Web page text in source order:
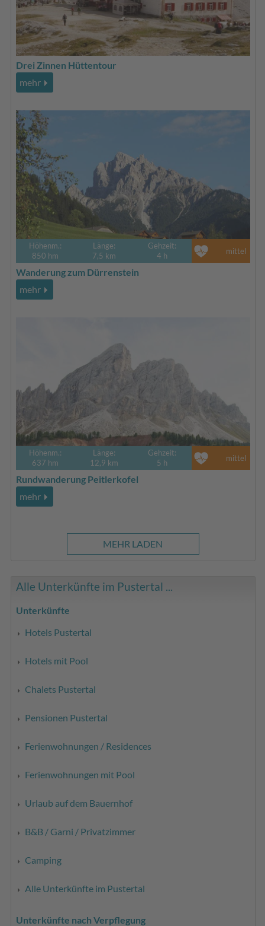
Drei Zinnen Hüttentour
mehr
Höhenm.:
850 hm
Länge:
7,5 km
Gehzeit:
4 h
mittel
Wanderung zum Dürrenstein
mehr
Höhenm.:
637 hm
Länge:
12,9 km
Gehzeit:
5 h
mittel
Rundwanderung Peitlerkofel
mehr
MEHR LADEN
Alle Unterkünfte im Pustertal ...
Unterkünfte
Hotels Pustertal
Hotels mit Pool
Chalets Pustertal
Pensionen Pustertal
Ferienwohnungen / Residences
Ferienwohnungen mit Pool
Urlaub auf dem Bauernhof
B&B / Garni / Privatzimmer
Camping
Alle Unterkünfte im Pustertal
Unterkünfte nach Verpflegung